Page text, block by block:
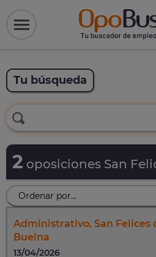
Tu búsqueda
2 oposiciones San
Administrativo, San Felices
Buelna
13/04/2026